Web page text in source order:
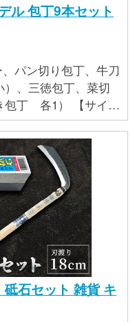
ル 包丁9本セット
パン切り包丁、牛刀
）、三徳包丁、菜切
包丁 各1） 【サイ
370mm・刃渡り2
り包丁1本（全長
さ約203g） 牛刀
240mm・重さ約245
・刃渡り200
）1本（全長285
191g） 三徳包丁1
・重さ約219g）
刃渡り180mm・重
（全長245mm・
） 皮むき包丁1本
重さ約98g）
石セット 雑貨 キ